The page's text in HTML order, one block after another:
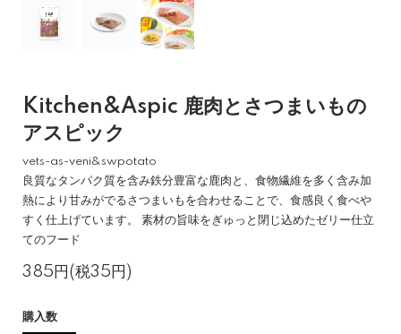
Kitchen&Aspic 鹿肉とさつまいもの
アスピック
vets-as-veni&swpotato
良質なタンパク質を含み鉄分豊富な鹿肉と、食物繊維を多く含み加
熱により甘みがでるさつまいもを合わせることで、食感良く食べや
すく仕上げています。 素材の旨味をぎゅっと閉じ込めたゼリー仕立
てのフード
385円(税35円)
購入数